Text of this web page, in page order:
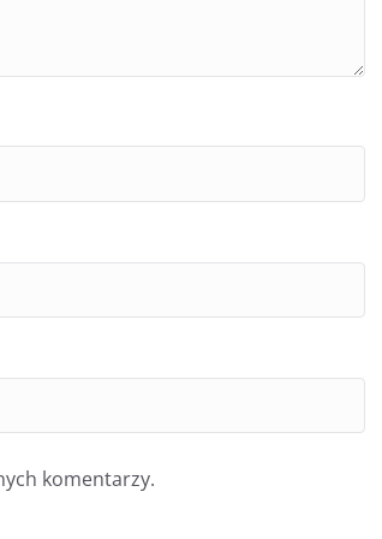
komentarzy.